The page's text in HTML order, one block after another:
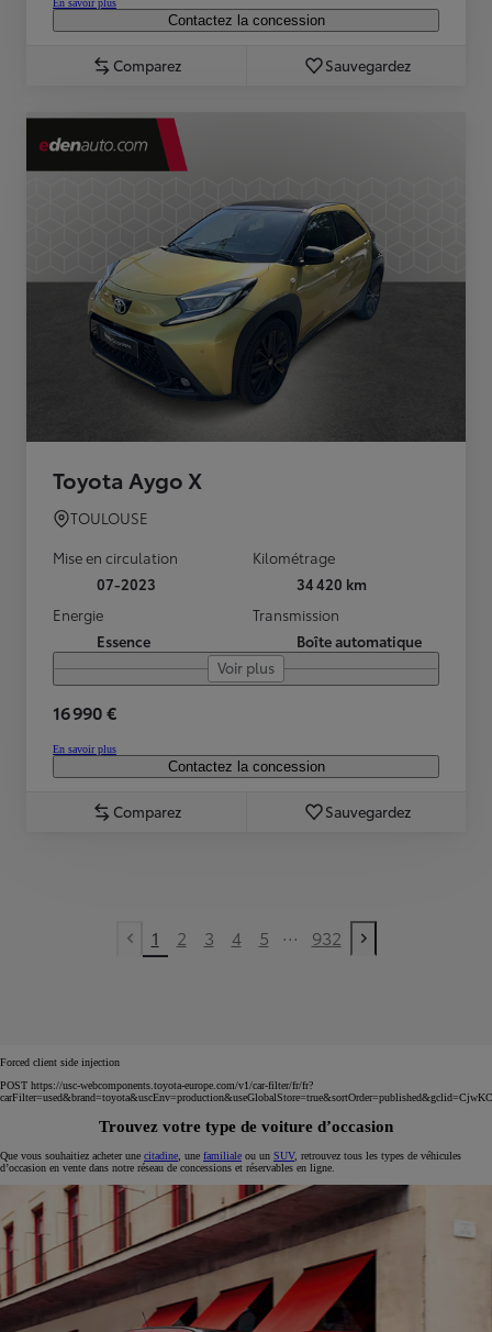
En savoir plus
Contactez la concession
Comparez Sauvegardez
Toyota Aygo X
TOULOUSE
Mise en circulation
07-2023
Kilométrage
34 420 km
Energie
Essence
Transmission
Boîte automatique
Voir plus
16 990 €
En savoir plus
Contactez la concession
Comparez Sauvegardez
Previous page
1 2 3 4 5 ... 932
Next page
Forced client side injection
POST https://usc-webcomponents.toyota-europe.com/v1/car-filter/fr/fr?
Trouvez votre type de voiture d’occasion
Que vous souhaitiez acheter une citadine , une familiale ou un SUV, retrouvez tous les types de véhicules
d’occasion en vente dans notre réseau de concessions et réservables en ligne.